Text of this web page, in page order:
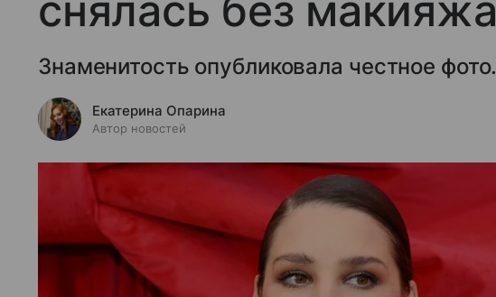
Знаменитость опубликовала честное фото.
Екатерина Опарина
Автор новостей